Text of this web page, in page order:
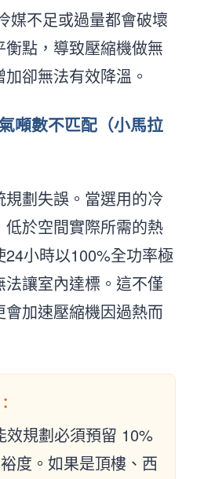
媒不足或過量都會破壞
衡點，導致壓縮機做無
卻無法有效降溫。
噸數不匹配（小馬拉
劃失誤。當選用的冷
於空間實際所需的熱
小時以100%全功率極
讓室內達標。這不僅
加速壓縮機因過熱而
效規劃必須預留 10%
度。如果是頂樓、西